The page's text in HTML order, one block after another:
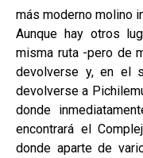
más moderno molino
Aunque hay otros
misma ruta -pero de
devolverse y, en el
devolverse a
donde
encontrará el
donde aparte de